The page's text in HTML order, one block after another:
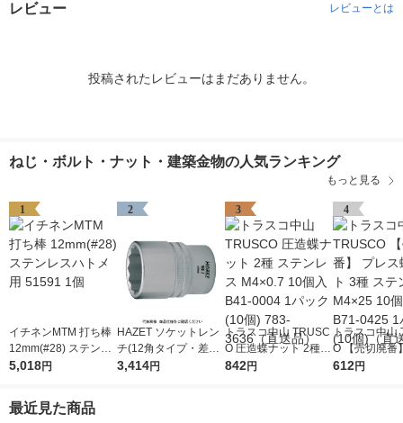
レビュー レビューとは
投稿されたレビューはまだありません。
ねじ・ボルト・ナット・建築金物の人気ランキング
もっと見る
1
イチネンMTM 打ち棒
12mm(#28) ステンレ
スハトメ用 51591 1個
5,018円
2
HAZET ソケットレン
チ(12角タイプ・差込
角12.7mm) 対辺寸法2
3,414円
3
トラスコ中山 TRUSC
O 圧造蝶ナット 2種
ステンレス M4×0.7 1
842円
4
トラスコ中山
O 【売切廃番
ス蝶ボルト 3
612円
最近見た商品